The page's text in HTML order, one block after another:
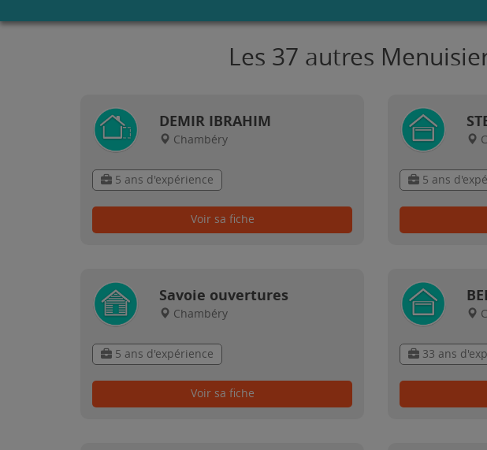
Les 37 autres
DEMIR IBRAHIM
Chambéry
5 ans d'expérience
Voir sa fiche
5 ans
Savoie ouvertures
Chambéry
5 ans d'expérience
Voir sa fiche
33 ans